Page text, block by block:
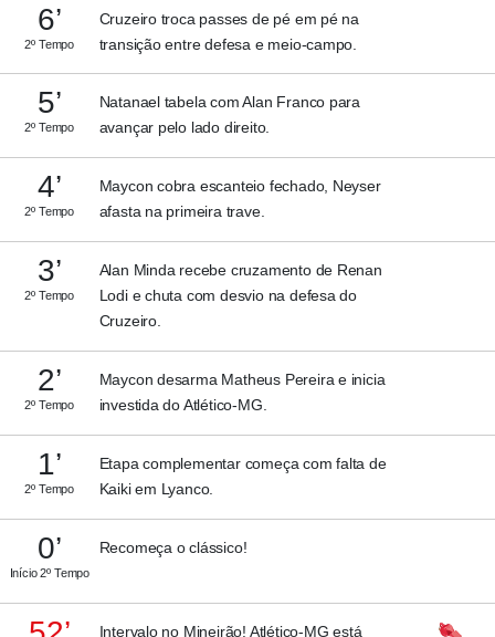
6’
2º Tempo
Cruzeiro troca passes de pé em pé na
transição entre defesa e meio-campo.
5’
2º Tempo
Natanael tabela com Alan Franco para
avançar pelo lado direito.
4’
2º Tempo
Maycon cobra escanteio fechado, Neyser
afasta na primeira trave.
3’
2º Tempo
Alan Minda recebe cruzamento de Renan
Lodi e chuta com desvio na defesa do
Cruzeiro.
2’
2º Tempo
Maycon desarma Matheus Pereira e inicia
investida do Atlético-MG.
1’
2º Tempo
Etapa complementar começa com falta de
Kaiki em Lyanco.
0’
Início 2º Tempo
Recomeça o clássico!
Intervalo no Mineirão! Atlético-MG está